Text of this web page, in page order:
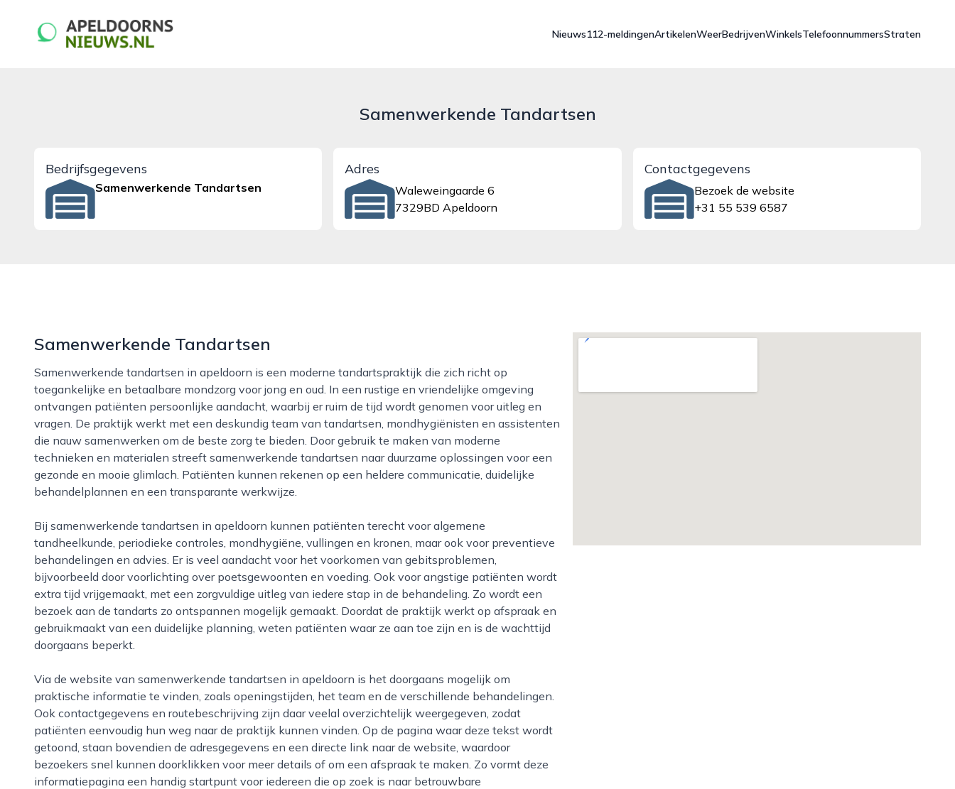
apeldoornsnieuws.nl
Nieuws112-meldingenArtikelenWeerBedrijvenWinkelsTelefoonnummersStraten
Samenwerkende Tandartsen
Bedrijfsgegevens
Samenwerkende Tandartsen
Adres
Waleweingaarde 6
7329BD Apeldoorn
Contactgegevens
Bezoek de website
+31 55 539 6587
Samenwerkende Tandartsen
Samenwerkende tandartsen in apeldoorn is een moderne tandartspraktijk die zich richt op
toegankelijke en betaalbare mondzorg voor jong en oud. In een rustige en vriendelijke omgeving
ontvangen patiënten persoonlijke aandacht, waarbij er ruim de tijd wordt genomen voor uitleg en
vragen. De praktijk werkt met een deskundig team van tandartsen, mondhygiënisten en assistenten
die nauw samenwerken om de beste zorg te bieden. Door gebruik te maken van moderne
technieken en materialen streeft samenwerkende tandartsen naar duurzame oplossingen voor een
gezonde en mooie glimlach. Patiënten kunnen rekenen op een heldere communicatie, duidelijke
behandelplannen en een transparante werkwijze.
Bij samenwerkende tandartsen in apeldoorn kunnen patiënten terecht voor algemene
tandheelkunde, periodieke controles, mondhygiëne, vullingen en kronen, maar ook voor preventieve
behandelingen en advies. Er is veel aandacht voor het voorkomen van gebitsproblemen,
bijvoorbeeld door voorlichting over poetsgewoonten en voeding. Ook voor angstige patiënten wordt
extra tijd vrijgemaakt, met een zorgvuldige uitleg van iedere stap in de behandeling. Zo wordt een
bezoek aan de tandarts zo ontspannen mogelijk gemaakt. Doordat de praktijk werkt op afspraak en
gebruikmaakt van een duidelijke planning, weten patiënten waar ze aan toe zijn en is de wachttijd
doorgaans beperkt.
Via de website van samenwerkende tandartsen in apeldoorn is het doorgaans mogelijk om
praktische informatie te vinden, zoals openingstijden, het team en de verschillende behandelingen.
Ook contactgegevens en routebeschrijving zijn daar veelal overzichtelijk weergegeven, zodat
patiënten eenvoudig hun weg naar de praktijk kunnen vinden. Op de pagina waar deze tekst wordt
getoond, staan bovendien de adresgegevens en een directe link naar de website, waardoor
bezoekers snel kunnen doorklikken voor meer details of om een afspraak te maken. Zo vormt deze
informatiepagina een handig startpunt voor iedereen die op zoek is naar betrouwbare